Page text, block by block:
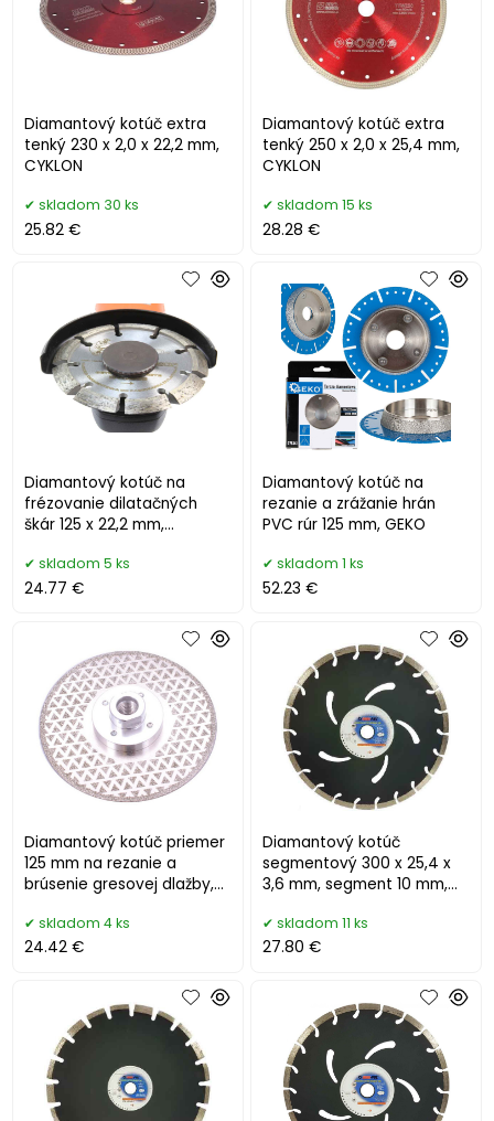
Diamantový kotúč extra
tenký 230 x 2,0 x 22,2 mm,
CYKLON
skladom 30 ks
25.82 €
Diamantový kotúč extra
tenký 250 x 2,0 x 25,4 mm,
CYKLON
skladom 15 ks
28.28 €
Diamantový kotúč na
frézovanie dilatačných
škár 125 x 22,2 mm,
skladom 5 ks
24.77 €
Diamantový kotúč na
rezanie a zrážanie hrán
PVC rúr 125 mm, GEKO
skladom 1 ks
52.23 €
Diamantový kotúč priemer
125 mm na rezanie a
brúsenie gresovej dlažby,
skladom 4 ks
24.42 €
Diamantový kotúč
segmentový 300 x 25,4 x
3,6 mm, segment 10 mm,
skladom 11 ks
27.80 €